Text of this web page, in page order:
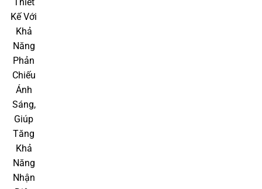
Áo Phản Quang Bảo Hộ Tốt Là Một Loại Trang Phục Đặc
Biệt Được Thiết Kế Với Khả Năng Phản Chiếu Ánh Sáng,
Giúp Tăng Khả Năng Nhận Diện Của Người Mặc Trong
Điều Kiện Thiếu Sáng Hoặc Môi Trường Nguy Hiểm.
II. Đặc điểm của áo phản quang
1. Chất liệu và thiết kế
Áo được thiết kế đặc biệt để tối ưu hóa khả năng phản
chiếu ánh sáng, giúp người mặc dễ dàng được nhận diện